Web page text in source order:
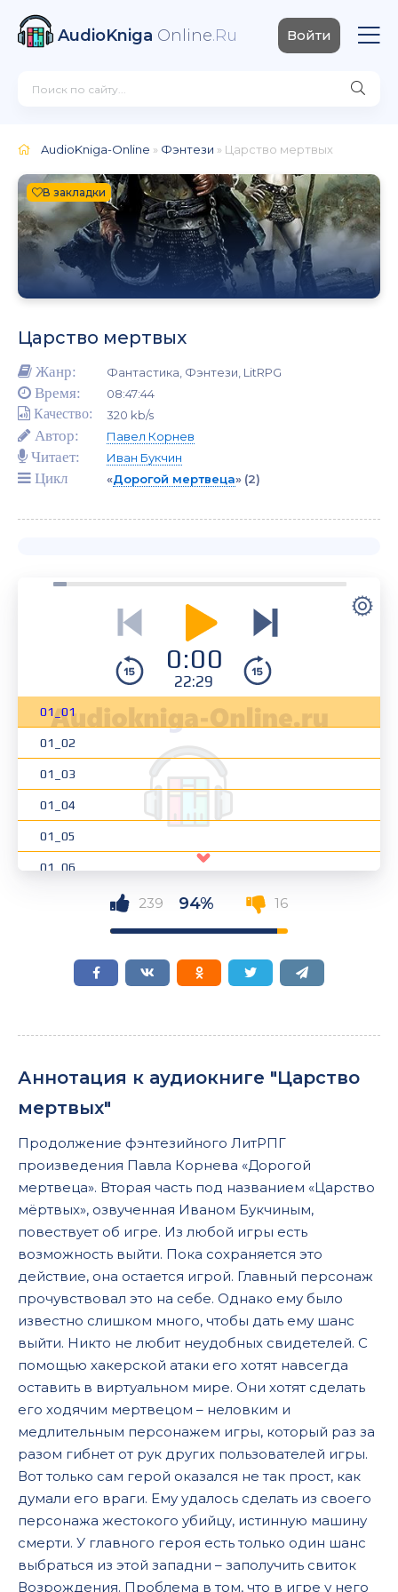
AudioKniga Online.Ru Войти
AudioKniga-Online » Фэнтези » Царство мертвых
В закладки
Царство мертвых
Жанр: Фантастика, Фэнтези, LitRPG
Время: 08:47:44
Качество: 320 kb/s
Автор: Павел Корнев
Читает: Иван Букчин
Цикл «Дорогой мертвеца» (2)
0:00
22:29
01_01
01_02
01_03
01_04
01_05
01_06
02_03
02_07
02_08
03_01
03_03
03_04
03_05
03_06
04_01
04_02
04_03
04_04
05_01
05_02
05_03
239 94% 16
Аннотация к аудиокниге "Царство
мертвых"
Продолжение фэнтезийного ЛитРПГ
произведения Павла Корнева «Дорогой
мертвеца». Вторая часть под названием «Царство
мёртвых», озвученная Иваном Букчиным,
повествует об игре. Из любой игры есть
возможность выйти. Пока сохраняется это
действие, она остается игрой. Главный персонаж
прочувствовал это на себе. Однако ему было
известно слишком много, чтобы дать ему шанс
выйти. Никто не любит неудобных свидетелей. С
помощью хакерской атаки его хотят навсегда
оставить в виртуальном мире. Они хотят сделать
его ходячим мертвецом – неловким и
медлительным персонажем игры, который раз за
разом гибнет от рук других пользователей игры.
Вот только сам герой оказался не так прост, как
думали его враги. Ему удалось сделать из своего
персонажа жестокого убийцу, истинную машину
смерти. У главного героя есть только один шанс
выбраться из этой западни – заполучить свиток
Возрождения. Проблема в том, что в игре у него